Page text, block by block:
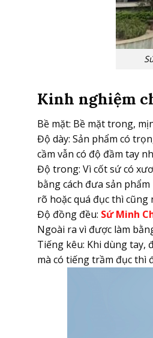
Kinh nghiệm
Bề mặt: Bề mặt trong,
Độ dày: Sản phẩm có
cầm vẫn có độ đầm tay
Độ trong: Vì cốt sứ có
bằng cách đưa sản
rõ hoặc quá đục thì cũng
Độ đồng đều: Sứ Minh
Ngoài ra vì được làm
Tiếng kêu: Khi dùng tay,
mà có tiếng trầm đục thì